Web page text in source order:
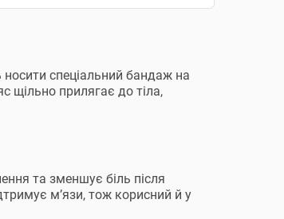
спеціальний бандаж на
щільно прилягає до тіла,
та зменшує біль після
м’язи, тож корисний й у